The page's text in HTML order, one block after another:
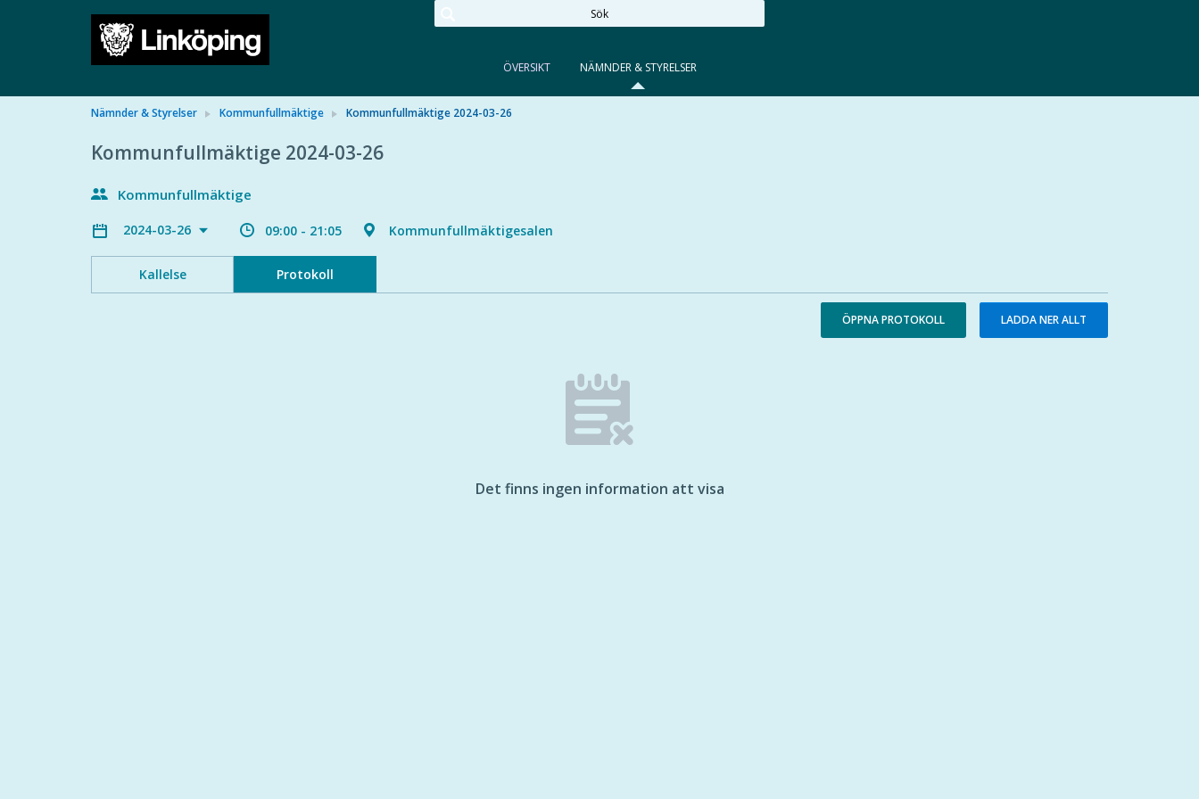
ÖVERSIKT NÄMNDER & STYRELSER
Nämnder & Styrelser Kommunfullmäktige Kommunfullmäktige 2024-03-26
Kommunfullmäktige 2024-03-26
Kommunfullmäktige
2024-03-26 09:00 - 21:05 Kommunfullmäktigesalen
Kallelse Protokoll
ÖPPNA PROTOKOLL LADDA NER ALLT
Det finns ingen information att visa